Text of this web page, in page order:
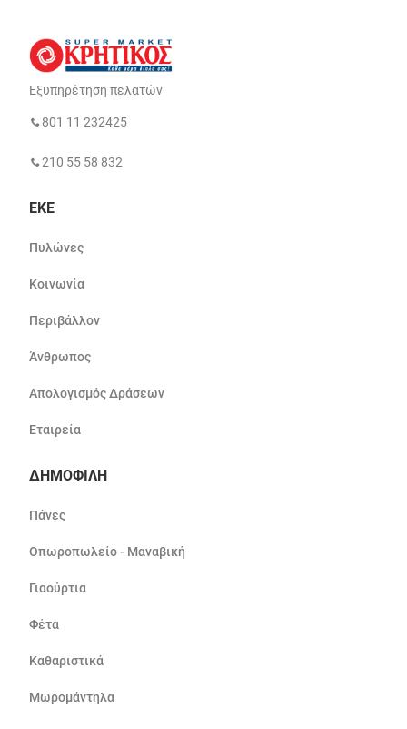
Εξυπηρέτηση πελατών
801 11 232425
210 55 58 832
ΕΚΕ
Πυλώνες
Κοινωνία
Περιβάλλον
Άνθρωπος
Απολογισμός Δράσεων
Εταιρεία
ΔΗΜΟΦΙΛΗ
Πάνες
Οπωροπωλείο - Μαναβική
Γιαούρτια
Φέτα
Καθαριστικά
Μωρομάντηλα